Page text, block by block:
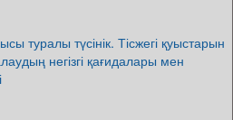
туралы түсінік. Тісжегі қуыстарын
негізгі қағидалары мен